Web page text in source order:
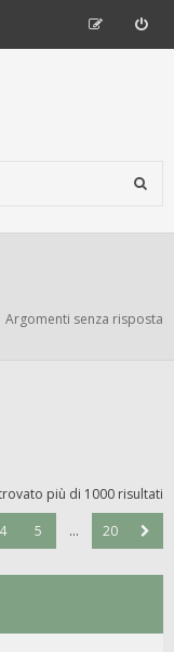
Argomenti senza risposta
più di 1000 risultati
4 5 … 20